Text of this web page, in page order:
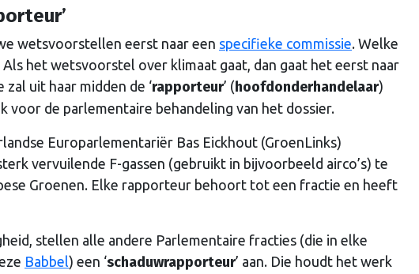
wetsvoorstellen eerst naar een specifieke commissie. Welke
het wetsvoorstel over klimaat gaat, dan gaat het eerst naar
zal uit haar midden de ‘rapporteur’ (hoofdonderhandelaar)
voor de parlementaire behandeling van het dossier.
Europarlementariër Bas Eickhout (GroenLinks)
vervuilende F-gassen (gebruikt in bijvoorbeeld airco’s) te
Groenen. Elke rapporteur behoort tot een fractie en heeft
stellen alle andere Parlementaire fracties (die in elke
Babbel) een ‘schaduwrapporteur’ aan. Die houdt het werk